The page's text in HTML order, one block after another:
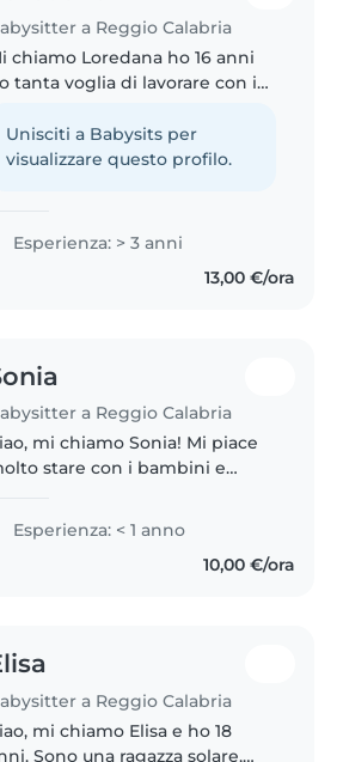
a Reggio Calabria
chiamo Loredana ho 16 anni
tanta voglia di lavorare con i
di bambini con
del comportamento. Ho
Unisciti a Babysits per
visualizzare questo profilo.
Esperienza: > 3 anni
13,00 €/ora
a Reggio Calabria
mi chiamo Sonia! Mi piace
stare con i bambini e
ho ancora esperienza
come babysitter,
spesso del tempo con i
Esperienza: < 1 anno
10,00 €/ora
a Reggio Calabria
mi chiamo Elisa e ho 18
Sono una ragazza solare,